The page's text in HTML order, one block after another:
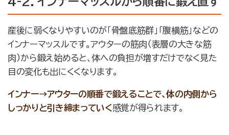
産後に弱くなりやすいのが「骨盤底筋群」「腹横筋」などの
インナーマッスルです。アウターの筋肉（表層の大きな筋
肉）から鍛え始めると、体への負担が増すだけでなく見た
目の変化も出にくくなります。
インナー→アウターの順番で鍛えることで、体の内側から
しっかりと引き締まっていく感覚が得られます。